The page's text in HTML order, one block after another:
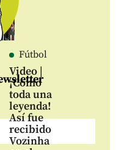
Fútbol
Video |
¡Como
toda una
leyenda!
Así fue
recibido
Vozinha